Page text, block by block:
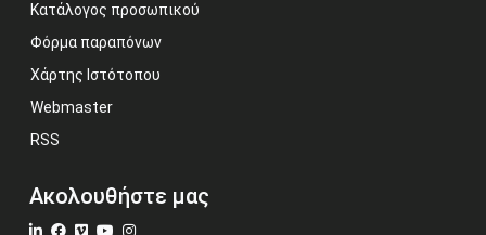
Κατάλογος προσωπικού
Φόρμα παραπόνων
Χάρτης Ιστότοπου
Webmaster
RSS
Ακολουθήστε μας